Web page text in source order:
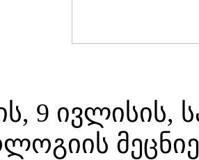
9 ივლისის,